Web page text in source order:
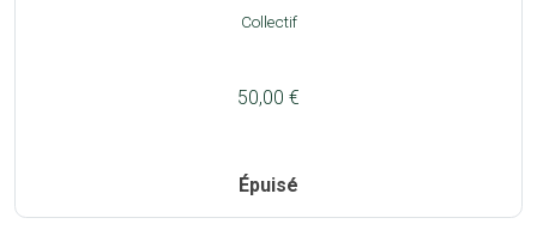
Collectif
50,00 €
Épuisé